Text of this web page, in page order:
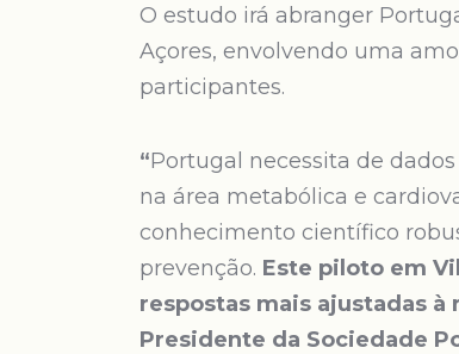
O estudo irá abranger
Açores, envolvendo uma
participantes.
“Portugal necessita de
na área metabólica e
conhecimento científico
prevenção. Este piloto em
respostas mais ajustadas à
Presidente da Sociedade